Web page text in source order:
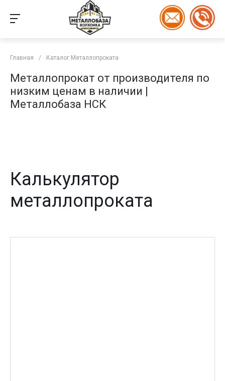
Главная / Каталог Металлопроката
Металлопрокат от производителя по
низким ценам в наличии |
Металлобаза НСК
Калькулятор
металлопроката